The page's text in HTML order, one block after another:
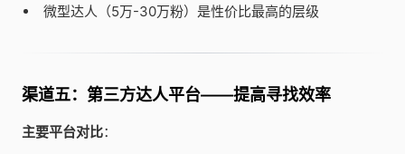
微型达人（5万-30万粉）是性价比最高的层级
渠道五：第三方达人平台——提高寻找效率
主要平台对比：